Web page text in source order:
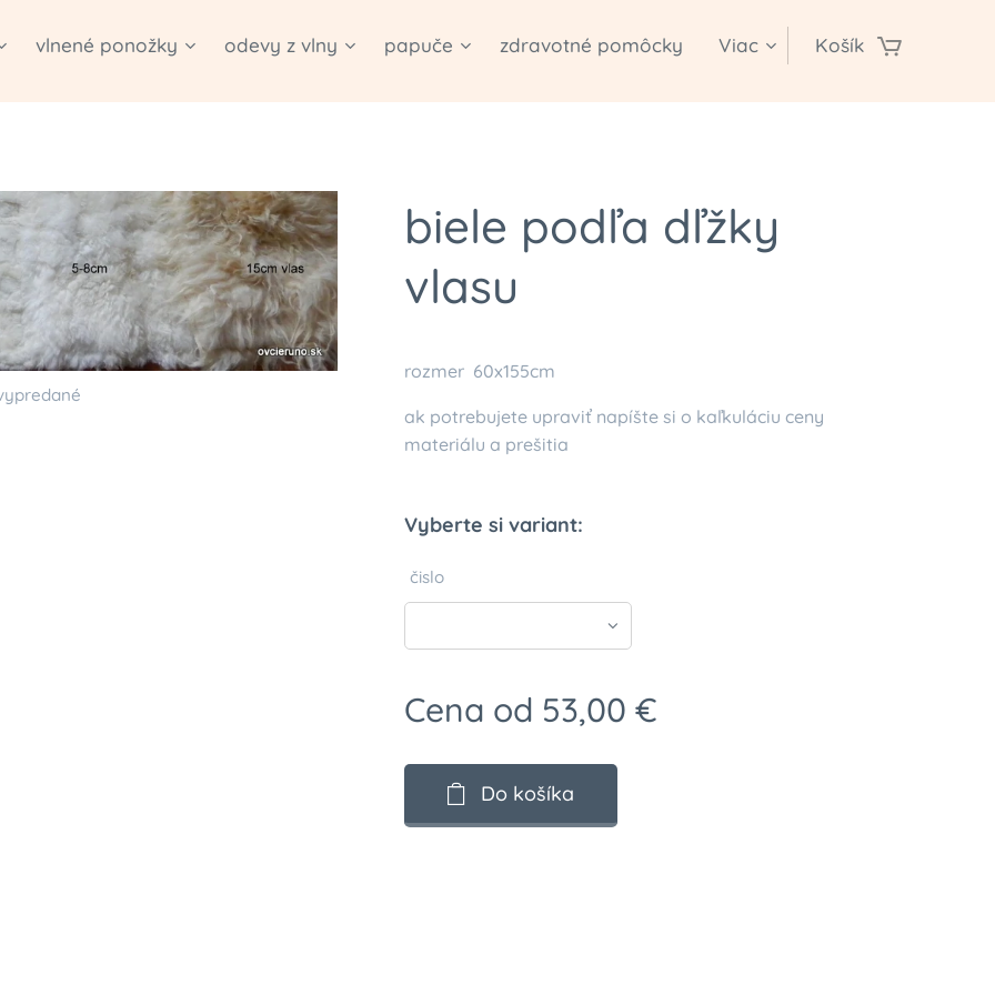
vlnené ponožky odevy z vlny papuče zdravotné pomôcky Viac Košík
biele podľa dľžky
vlasu
rozmer 60x155cm
ak potrebujete upraviť napíšte si o kaľkuláciu ceny
materiálu a prešitia
Vyberte si variant:
čislo
Cena od 53,00 €
Do košíka